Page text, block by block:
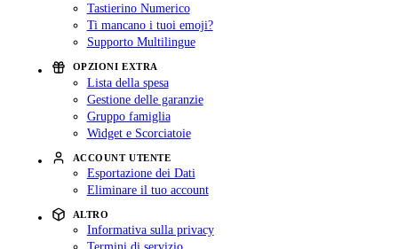
Tastierino Numerico
Ti mancano i tuoi emoji?
Supporto Multilingue
OPZIONI EXTRA
Lista della spesa
Gestione delle garanzie
Gruppo famiglia
Widget e Scorciatoie
ACCOUNT UTENTE
Esportazione dei Dati
Eliminare il tuo account
ALTRO
Informativa sulla privacy